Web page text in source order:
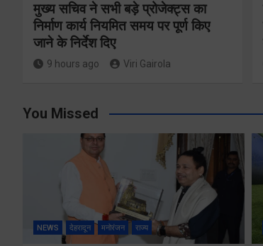
मुख्य सचिव ने सभी बड़े प्रोजेक्ट्स का
निर्माण कार्य नियमित समय पर पूर्ण किए
जाने के निर्देश दिए
9 hours ago Viri Gairola
You Missed
NEWS देहरादून मनोरंजन राज्य